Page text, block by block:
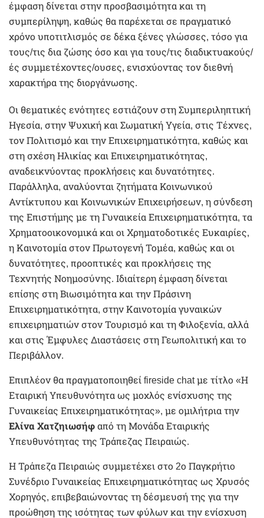
έμφαση δίνεται στην προσβασιμότητα και τη
συμπερίληψη, καθώς θα παρέχεται σε πραγματικό
χρόνο υποτιτλισμός σε δέκα ξένες γλώσσες, τόσο για
τους/τις δια ζώσης όσο και για τους/τις διαδικτυακούς/
ές συμμετέχοντες/ουσες, ενισχύοντας τον διεθνή
χαρακτήρα της διοργάνωσης.
Οι θεματικές ενότητες εστιάζουν στη Συμπεριληπτική
Ηγεσία, στην Ψυχική και Σωματική Υγεία, στις Τέχνες,
τον Πολιτισμό και την Επιχειρηματικότητα, καθώς και
στη σχέση Ηλικίας και Επιχειρηματικότητας,
αναδεικνύοντας προκλήσεις και δυνατότητες.
Παράλληλα, αναλύονται ζητήματα Κοινωνικού
Αντίκτυπου και Κοινωνικών Επιχειρήσεων, η σύνδεση
της Επιστήμης με τη Γυναικεία Επιχειρηματικότητα, τα
Χρηματοοικονομικά και οι Χρηματοδοτικές Ευκαιρίες,
η Καινοτομία στον Πρωτογενή Τομέα, καθώς και οι
δυνατότητες, προοπτικές και προκλήσεις της
Τεχνητής Νοημοσύνης. Ιδιαίτερη έμφαση δίνεται
επίσης στη Βιωσιμότητα και την Πράσινη
Επιχειρηματικότητα, στην Καινοτομία γυναικών
επιχειρηματιών στον Τουρισμό και τη Φιλοξενία, αλλά
και στις Έμφυλες Διαστάσεις στη Γεωπολιτική και το
Περιβάλλον.
Επιπλέον θα πραγματοποιηθεί fireside chat με τίτλο «Η
Εταιρική Υπευθυνότητα ως μοχλός ενίσχυσης της
Γυναικείας Επιχειρηματικότητας», με ομιλήτρια την
Ελίνα Χατζηιωσήφ από τη Μονάδα Εταιρικής
Υπευθυνότητας της Τράπεζας Πειραιώς.
Η Τράπεζα Πειραιώς συμμετέχει στο 2ο Παγκρήτιο
Συνέδριο Γυναικείας Επιχειρηματικότητας ως Χρυσός
Χορηγός, επιβεβαιώνοντας τη δέσμευσή της για την
προώθηση της ισότητας των φύλων και την ενίσχυση